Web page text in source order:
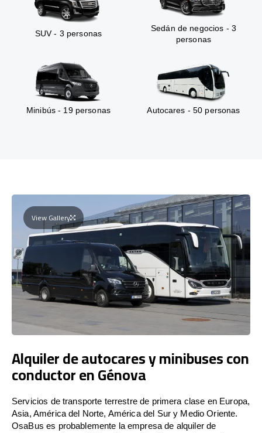
SUV - 3 personas
Sedán de negocios - 3
personas
Minibús - 19 personas Autocares - 50 personas
View Gallery
Alquiler de autocares y minibuses con
conductor en Génova
Servicios de transporte terrestre de primera clase en Europa,
Asia, América del Norte, América del Sur y Medio Oriente.
OsaBus es probablemente la empresa de alquiler de